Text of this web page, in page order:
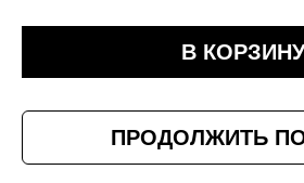
В КОРЗИНУ
ПРОДОЛЖИТЬ